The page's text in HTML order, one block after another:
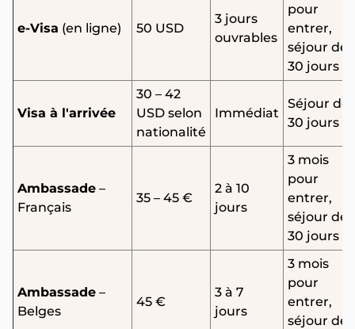
e-Visa (en ligne) 50 USD
3 jours
ouvrables
pour
entrer,
séjour de
30 jours
Visa à l'arrivée
30 – 42
USD selon
nationalité
Immédiat
Séjour de
30 jours
Ambassade –
Français
35 – 45 €
2 à 10
jours
3 mois
pour
entrer,
séjour de
30 jours
Ambassade –
Belges
45 €
3 à 7
jours
3 mois
pour
entrer,
séjour de